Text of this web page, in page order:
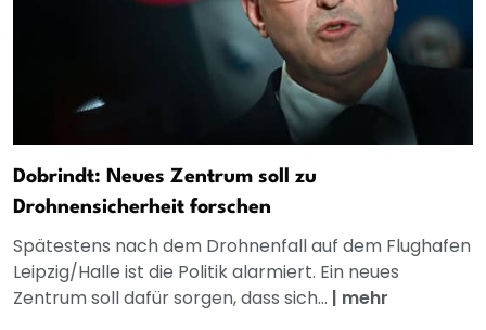
Dobrindt: Neues Zentrum soll zu
Drohnensicherheit forschen
Spätestens nach dem Drohnenfall auf dem Flughafen
Leipzig/Halle ist die Politik alarmiert. Ein neues
Zentrum soll dafür sorgen, dass sich... | mehr